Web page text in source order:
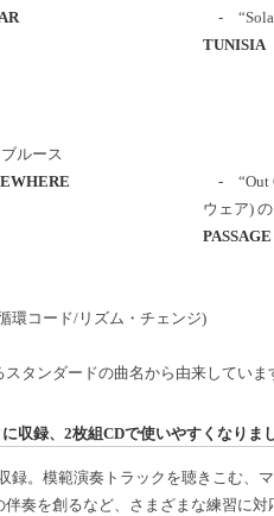
-
TUNISIA
ルース
- “Out
ウェア)
PASSAGE
環コード/リズム・チェンジ)
タンダードの曲名から由来していま
収録、2枚組CDで使いやすくなりま
録。模範演奏トラックを聴きこむ、
奏を創るなど、さまざまな練習に対